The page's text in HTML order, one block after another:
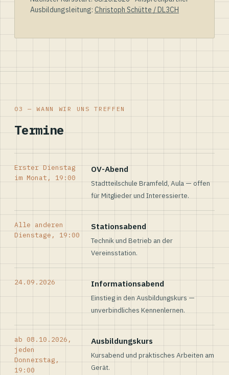
Ausbildungsleitung: Christoph Schütte / DL3CH
03 — WANN WIR UNS TREFFEN
Termine
Erster Dienstag
im Monat, 19:00
OV-Abend
Stadtteilschule Bramfeld, Aula — offen
für Mitglieder und Interessierte.
Alle anderen
Dienstage, 19:00
Stationsabend
Technik und Betrieb an der
Vereinsstation.
24.09.2026 Informationsabend
Einstieg in den Ausbildungskurs —
unverbindliches Kennenlernen.
ab 08.10.2026,
jeden
Donnerstag,
19:00
Ausbildungskurs
Kursabend und praktisches Arbeiten am
Gerät.